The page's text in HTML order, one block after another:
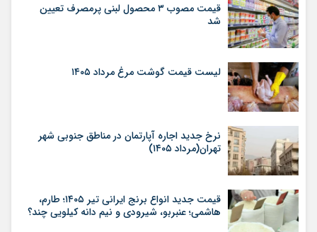
قیمت مصوب ۳ محصول لبنی پرمصرف تعیین
شد
لیست قیمت گوشت مرغ مرداد ۱۴۰۵
نرخ جدید اجاره آپارتمان در مناطق جنوبی شهر
تهران(مرداد ۱۴۰۵)
قیمت جدید انواع برنج ایرانی تیر ۱۴۰۵؛ طارم،
هاشمی؛ عنبربو، شیرودی و نیم دانه کیلویی چند؟